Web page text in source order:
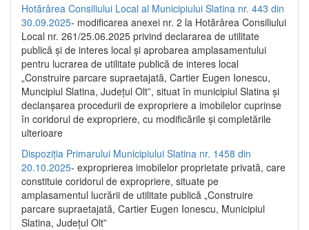
Hotărârea Consiliului Local al Municipiului Slatina nr. 443 din
30.09.2025- modificarea anexei nr. 2 la Hotărârea Consiliului
Local nr. 261/25.06.2025 privind declararea de utilitate
publică şi de interes local şi aprobarea amplasamentului
pentru lucrarea de utilitate publică de interes local
„Construire parcare supraetajată, Cartier Eugen Ionescu,
Muncipiul Slatina, Judeţul Olt”, situat în municipiul Slatina şi
declanşarea procedurii de expropriere a imobilelor cuprinse
în coridorul de expropriere, cu modificările şi completările
ulterioare
Dispoziția Primarului Municipiului Slatina nr. 1458 din
20.10.2025- exproprierea imobilelor proprietate privată, care
constituie coridorul de expropriere, situate pe
amplasamentul lucrării de utilitate publică „Construire
parcare supraetajată, Cartier Eugen Ionescu, Municipiul
Slatina, Județul Olt”